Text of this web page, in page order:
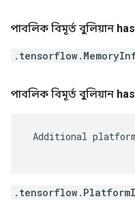
পাবলিক বিমূর্ত বুলিয়ান has
পাবলিক বিমূর্ত বুলিয়ান has
Additional